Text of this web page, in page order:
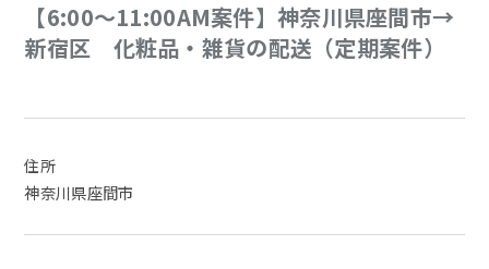
【6:00～11:00AM案件】神奈川県座間市→
新宿区 化粧品・雑貨の配送（定期案件）
住所
神奈川県座間市